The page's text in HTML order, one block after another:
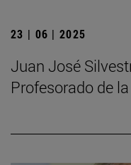
23 | 06 | 2025
Juan José
Profesorado de